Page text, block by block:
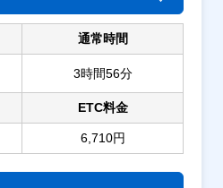
通常時間
3時間56分
ETC料金
6,710円